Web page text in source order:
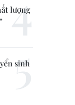
lượng
sinh